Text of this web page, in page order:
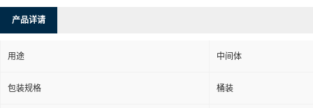
产品详请
用途 中间体
包装规格 桶装